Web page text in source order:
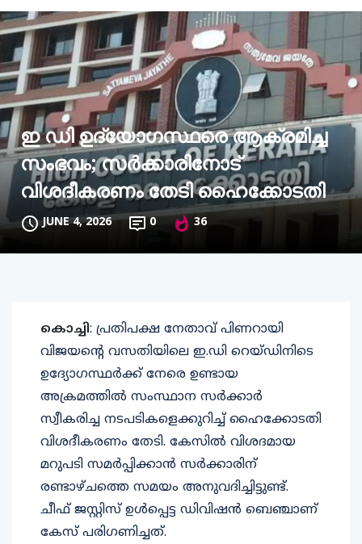
ഇ ഡി ഉദ്യോഗസ്ഥരെ ആക്രമിച്ച
സംഭവം; സർക്കാരിനോട്
വിശദീകരണം തേടി ഹൈക്കോടതി
JUNE 4, 2026 0 36
കൊച്ചി: പ്രതിപക്ഷ നേതാവ് പിണറായി
വിജയന്റെ വസതിയിലെ ഇ.ഡി റെയ്ഡിനിടെ
ഉദ്യോഗസ്ഥർക്ക് നേരെ ഉണ്ടായ
അക്രമത്തിൽ സംസ്ഥാന സർക്കാർ
സ്വീകരിച്ച നടപടികളെക്കുറിച്ച് ഹൈക്കോടതി
വിശദീകരണം തേടി. കേസിൽ വിശദമായ
മറുപടി സമർപ്പിക്കാൻ സർക്കാരിന്
രണ്ടാഴ്ചത്തെ സമയം അനുവദിച്ചിട്ടുണ്ട്.
ചീഫ് ജസ്റ്റിസ് ഉൾപ്പെട്ട ഡിവിഷൻ ബെഞ്ചാണ്
കേസ് പരിഗണിച്ചത്.